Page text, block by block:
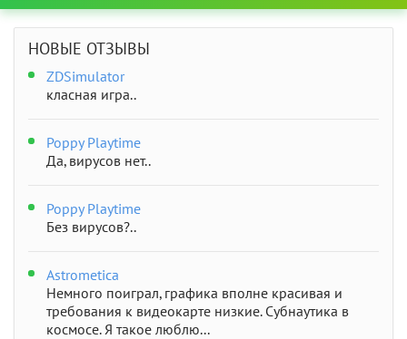
НОВЫЕ ОТЗЫВЫ
ZDSimulator
класная игра..
Poppy Playtime
Да, вирусов нет..
Poppy Playtime
Без вирусов?..
Astrometica
Немного поиграл, графика вполне красивая и
требования к видеокарте низкие. Субнаутика в
космосе. Я такое люблю...